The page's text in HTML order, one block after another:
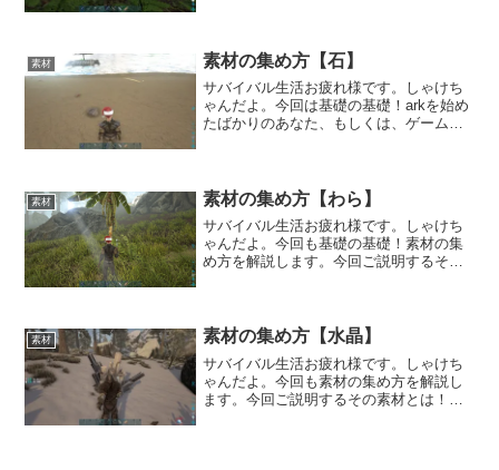
手で木をR２で叩けば手に...
素材 素材の集め方【石】
サバイバル生活お疲れ様です。しゃけち
ゃんだよ。今回は基礎の基礎！arkを始め
たばかりのあなた、もしくは、ゲームを
ままの姿）で拾うこと...
素材 素材の集め方【わら】
サバイバル生活お疲れ様です。しゃけち
ゃんだよ。今回も基礎の基礎！素材の集
め方を解説します。今回ご説明するその
ょう！あら不思議。わら...
素材 素材の集め方【水晶】
サバイバル生活お疲れ様です。しゃけち
ゃんだよ。今回も素材の集め方を解説し
ます。今回ご説明するその素材とは！水